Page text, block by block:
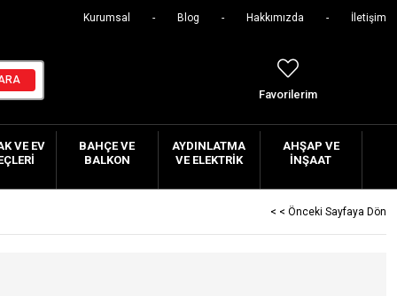
Kurumsal Blog Hakkımızda İletişim
Favorilerim
VE EV
BAHÇE VE
BALKON
AYDINLATMA
VE ELEKTRIK
AHŞAP VE
İNŞAAT
< < Önceki Sayfaya Dön